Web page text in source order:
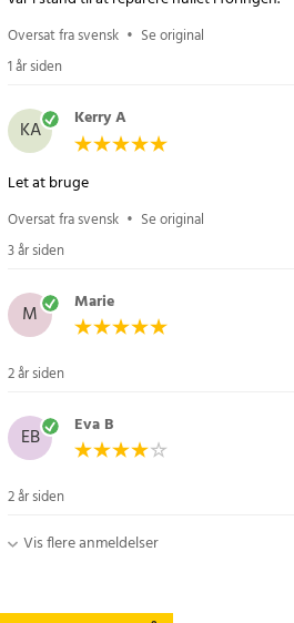
Oversat fra svensk • Se original
1 år siden
KA Kerry A
Oversat fra svensk • Se original
3 år siden
M Marie
2 år siden
EB Eva B
2 år siden
Vis flere anmeldelser